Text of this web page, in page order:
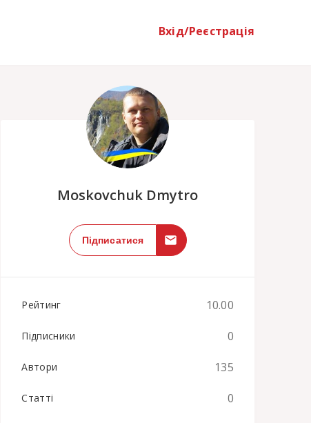
Вхід/Реєстрація
Moskovchuk Dmytro
Підписатися
Рейтинг 10.00
Підписники 0
Автори 135
Статті 0